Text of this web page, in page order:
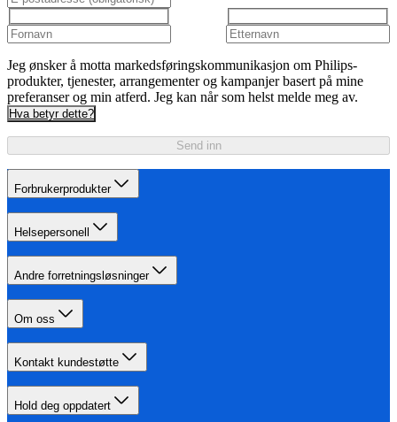
Jeg ønsker å motta markedsføringskommunikasjon om Philips-
produkter, tjenester, arrangementer og kampanjer basert på mine
preferanser og min atferd. Jeg kan når som helst melde meg av.
Hva betyr dette?
Send inn
Forbrukerprodukter
Helsepersonell
Andre forretningsløsninger
Om oss
Kontakt kundestøtte
Hold deg oppdatert